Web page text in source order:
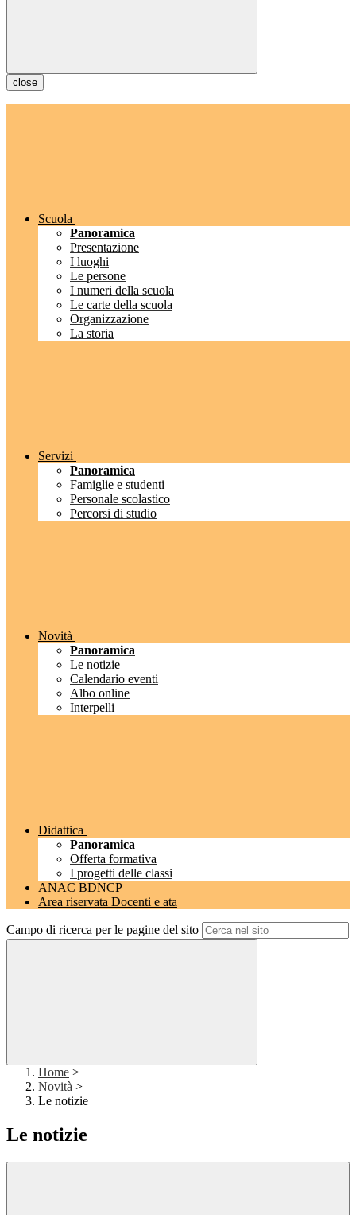
close
Scuola
Panoramica
Presentazione
I luoghi
Le persone
I numeri della scuola
Le carte della scuola
Organizzazione
La storia
Servizi
Panoramica
Famiglie e studenti
Personale scolastico
Percorsi di studio
Novità
Panoramica
Le notizie
Calendario eventi
Albo online
Interpelli
Didattica
Panoramica
Offerta formativa
I progetti delle classi
ANAC BDNCP
Area riservata Docenti e ata
Campo di ricerca per le pagine del sito
Home >
Novità >
Le notizie
Le notizie